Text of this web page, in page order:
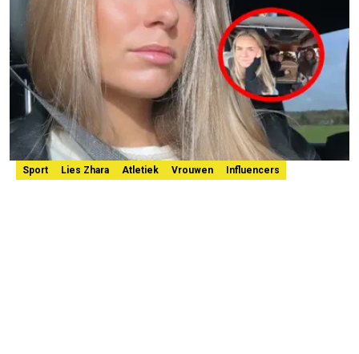
Sport Lies Zhara Atletiek Vrouwen Influencers